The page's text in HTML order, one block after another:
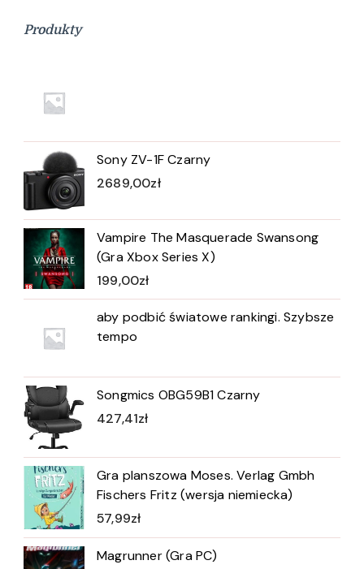
Produkty
Sony ZV-1F Czarny
2689,00zł
Vampire The Masquerade Swansong
(Gra Xbox Series X)
199,00zł
aby podbić światowe rankingi. Szybsze
tempo
Songmics OBG59B1 Czarny
427,41zł
Gra planszowa Moses. Verlag Gmbh
Fischers Fritz (wersja niemiecka)
57,99zł
Magrunner (Gra PC)